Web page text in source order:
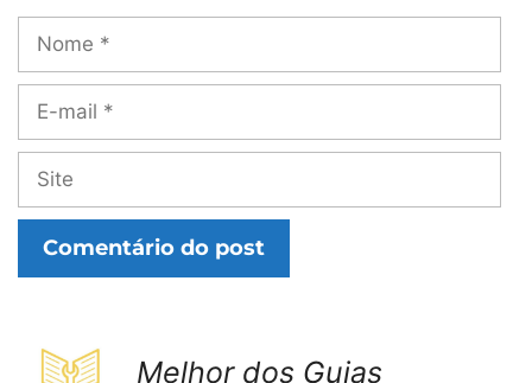
mail
Melhor dos Guias